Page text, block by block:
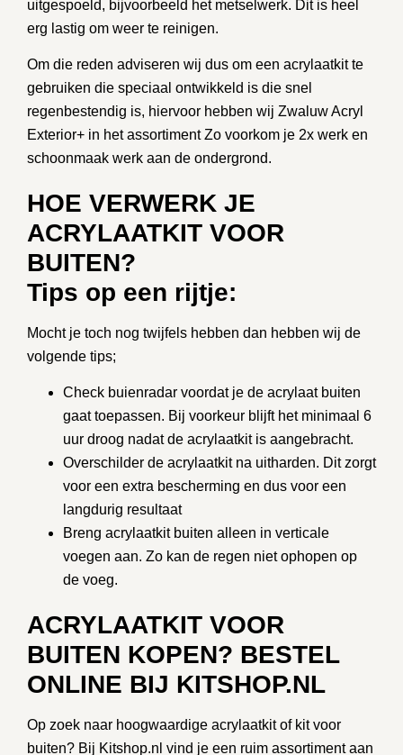
uitgespoeld, bijvoorbeeld het metselwerk. Dit is heel
erg lastig om weer te reinigen.
Om die reden adviseren wij dus om een acrylaatkit te
gebruiken die speciaal ontwikkeld is die snel
regenbestendig is, hiervoor hebben wij Zwaluw Acryl
Exterior+ in het assortiment Zo voorkom je 2x werk en
schoonmaak werk aan de ondergrond.
HOE VERWERK JE
ACRYLAATKIT VOOR
BUITEN?
Tips op een rijtje:
Mocht je toch nog twijfels hebben dan hebben wij de
volgende tips;
Check buienradar voordat je de acrylaat buiten
gaat toepassen. Bij voorkeur blijft het minimaal 6
uur droog nadat de acrylaatkit is aangebracht.
Overschilder de acrylaatkit na uitharden. Dit zorgt
voor een extra bescherming en dus voor een
langdurig resultaat
Breng acrylaatkit buiten alleen in verticale
voegen aan. Zo kan de regen niet ophopen op
de voeg.
ACRYLAATKIT VOOR
BUITEN KOPEN? BESTEL
ONLINE BIJ KITSHOP.NL
Op zoek naar hoogwaardige acrylaatkitof kit voor
buiten? Bij Kitshop.nl vind je een ruim assortiment aan